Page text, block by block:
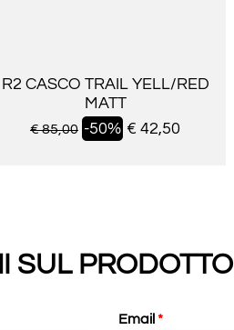
R2 CASCO TRAIL YELL/RED
MATT
€ 85,00 -50% € 42,50
SUL PRODOTTO
Email *